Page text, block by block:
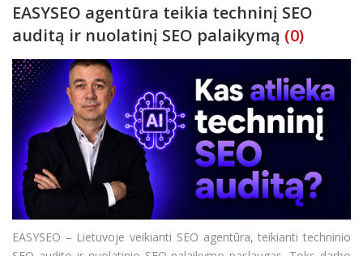
EASYSEO agentūra teikia techninį SEO
auditą ir nuolatinį SEO palaikymą (0)
EASYSEO – Lietuvoje veikianti SEO agentūra, teikianti techninio